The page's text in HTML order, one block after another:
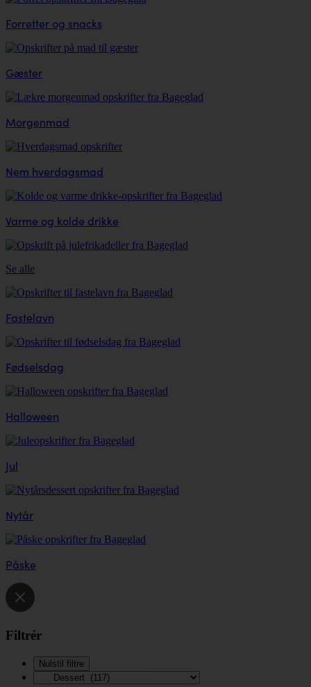
Forretter og snacks
Gæster
Morgenmad
Nem hverdagsmad
Varme og kolde drikke
Se alle
Fastelavn
Fødselsdag
Halloween
Jul
Nytår
Påske
Filtrér